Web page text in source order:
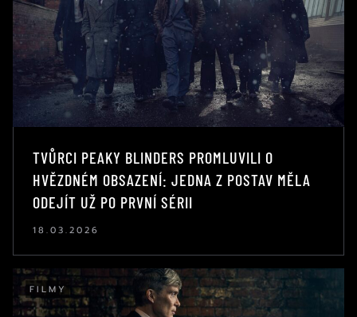
TVŮRCI PEAKY BLINDERS PROMLUVILI O
HVĚZDNÉM OBSAZENÍ: JEDNA Z POSTAV MĚLA
ODEJÍT UŽ PO PRVNÍ SÉRII
18.03.2026
FILMY